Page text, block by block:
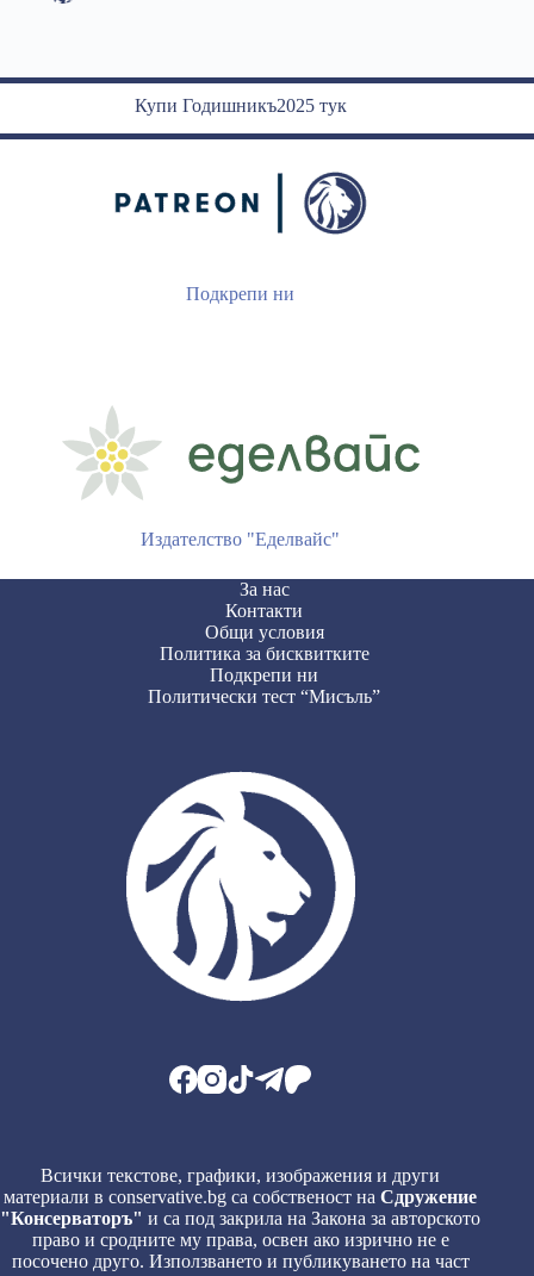
Купи Годишникъ2025 тук
Подкрепи ни
Издателство "Еделвайс"
За нас
Контакти
Общи условия
Политика за бисквитките
Подкрепи ни
Политически тест “Мисъль”
Всички текстове, графики, изображения и други
материали в conservative.bg са собственост наСдружение
"Консерваторъ" и са под закрила на Закона за авторското
право и сродните му права, освен ако изрично не е
посочено друго. Използването и публикуването на част